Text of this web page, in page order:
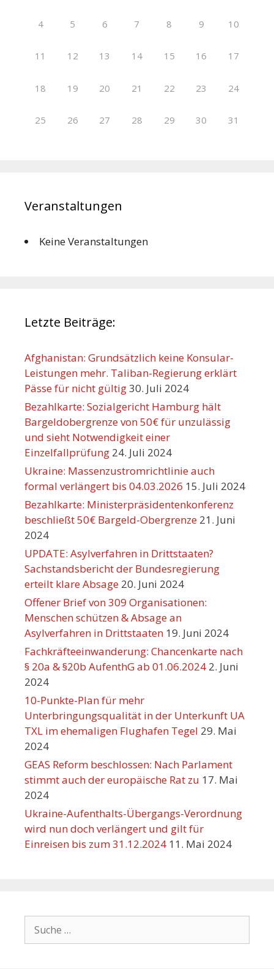
4 5 6 7 8 9 10
11 12 13 14 15 16 17
18 19 20 21 22 23 24
25 26 27 28 29 30 31
Veranstaltungen
Keine Veranstaltungen
Letzte Beiträge:
Afghanistan: Grundsätzlich keine Konsular-
Leistungen mehr. Taliban-Regierung erklärt
Pässe für nicht gültig30. Juli 2024
Bezahlkarte: Sozialgericht Hamburg hält
Bargeldobergrenze von 50€ für unzulässig
und sieht Notwendigkeit einer
Einzelfallprüfung 24. Juli 2024
Ukraine: Massenzustromrichtlinie auch
formal verlängert bis 04.03.2026 15. Juli 2024
Bezahlkarte: Ministerpräsidentenkonferenz
beschließt 50€ Bargeld-Obergrenze 21. Juni
2024
UPDATE: Asylverfahren in Drittstaaten?
Sachstandsbericht der Bundesregierung
erteilt klare Absage 20. Juni 2024
Offener Brief von 309 Organisationen:
Menschen schützen & Absage an
Asylverfahren in Drittstaaten 19. Juni 2024
Fachkräfteeinwanderung: Chancenkarte nach
§ 20a & §20b AufenthG ab 01.06.2024 2. Juni
2024
10-Punkte-Plan für mehr
Unterbringungsqualität in der Unterkunft UA
TXL im ehemaligen Flughafen Tegel 29. Mai
2024
GEAS Reform beschlossen: Nach Parlament
stimmt auch der europäische Rat zu 17. Mai
2024
Ukraine-Aufenthalts-Übergangs-Verordnung
wird nun doch verlängert und gilt für
Einreisen bis zum 31.12.2024 11. Mai 2024